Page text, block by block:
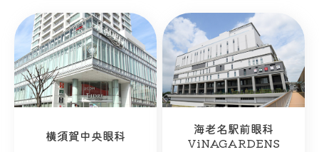
横須賀中央眼科
海老名駅前眼科
ViNAGARDENS